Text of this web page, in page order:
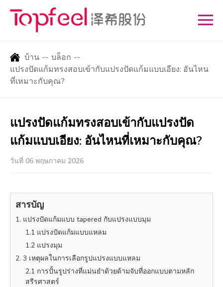
บ้าน -- บล็อก --
แปรงปัดแก้มทรงสอบเข้ากับแปรงปัดแก้มแบบเอียง: อันไหน
ที่เหมาะกับคุณ?
แปรงปัดแก้มทรงสอบเข้ากับแปรงปัด
แก้มแบบเอียง: อันไหนที่เหมาะกับคุณ?
วันที่ 06 พฤษภาคม 2026
สารบัญ
1. แปรงปัดแก้มแบบ tapered กับแปรงแบบมุม
1.1 แปรงปัดแก้มแบบแหลม
1.2 แปรงมุม
2. 3 เหตุผลในการเลือกรูปแปรงแบบแหลม
2.1 การปั้นรูปร่างที่แม่นยำด้วยด้ามจับที่ออกแบบตามหลัก
สรีรศาสตร์